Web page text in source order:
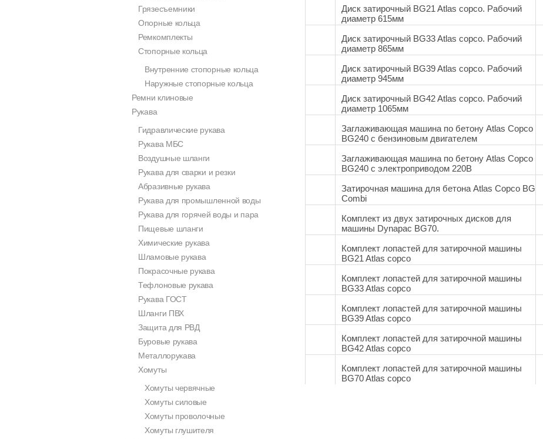
Диск затирочный BG21 Atlas copco. Рабочий
диаметр 615мм
Диск затирочный BG33 Atlas copco. Рабочий
диаметр 865мм
Диск затирочный BG39 Atlas copco. Рабочий
диаметр 945мм
Диск затирочный BG42 Atlas copco. Рабочий
диаметр 1065мм
Заглаживающая машина по бетону Atlas Copco
BG240 с бензиновым двигателем
Заглаживающая машина по бетону Atlas Copco
BG240 с электроприводом 220В
Затирочная машина для бетона Atlas Copco BG
Combi
Комплект из двух затирочных дисков для
машины Dynapac BG70.
Комплект лопастей для затирочной машины
BG21 Atlas copco
Комплект лопастей для затирочной машины
BG33 Atlas copco
Комплект лопастей для затирочной машины
BG39 Atlas copco
Комплект лопастей для затирочной машины
BG42 Atlas copco
Комплект лопастей для затирочной машины
BG70 Atlas copco
Грязесъемники
Опорные кольца
Ремкомплекты
Стопорные кольца
Внутренние стопорные кольца
Наружные стопорные кольца
Ремни клиновые
Рукава
Гидравлические рукава
Рукава МБС
Воздушные шланги
Рукава для сварки и резки
Абразивные рукава
Рукава для промышленной воды
Рукава для горячей воды и пара
Пищевые шланги
Химические рукава
Шламовые рукава
Покрасочные рукава
Тефлоновые рукава
Рукава ГОСТ
Шланги ПВХ
Защита для РВД
Буровые рукава
Металлорукава
Хомуты
Хомуты червячные
Хомуты силовые
Хомуты проволочные
Хомуты глушителя